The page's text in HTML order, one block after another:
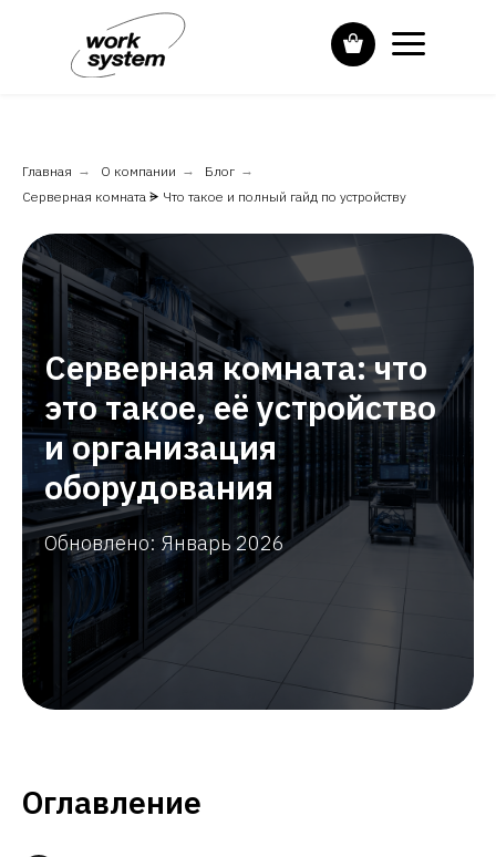
Главная → О компании → Блог →
Серверная комната ᗓ Что такое и полный гайд по устройству
Серверная комната: что
это такое, её устройство
и организация
оборудования
Обновлено: Январь 2026
Оглавление